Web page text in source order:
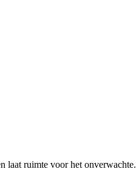
laat ruimte voor het onverwachte.